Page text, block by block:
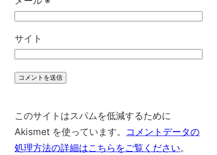
サイト
このサイトはスパムを低減するために
Akismet を使っています。
コメントデータの
処理方法の詳細はこちらをご覧ください。